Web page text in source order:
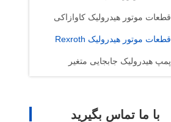
قطعات موتور هیدرولیک کاوازاکی
قطعات موتور هیدرولیک Rexroth
پمپ هیدرولیک جابجایی متغیر
با ما تماس بگیرید